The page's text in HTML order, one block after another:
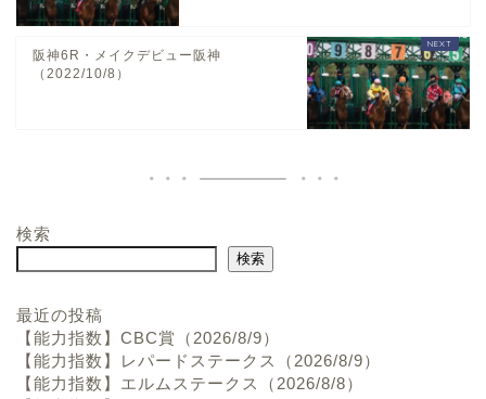
阪神6R・メイクデビュー阪神
（2022/10/8）
検索
検索
最近の投稿
【能力指数】CBC賞（2026/8/9）
【能力指数】レパードステークス（2026/8/9）
【能力指数】エルムステークス（2026/8/8）
プロフィール